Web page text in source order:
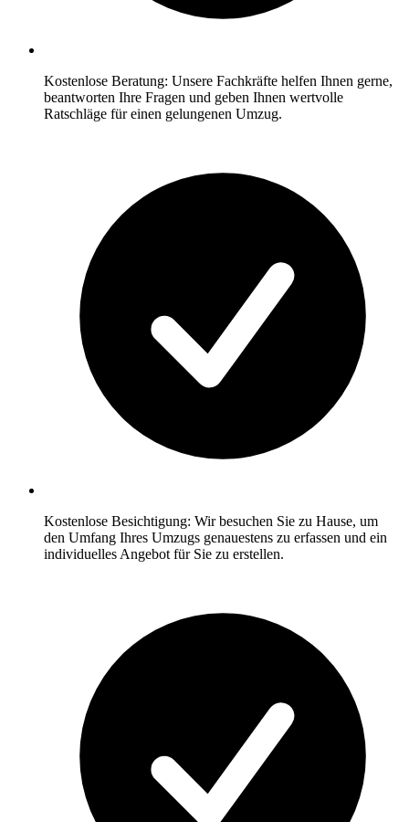
Kostenlose Beratung: Unsere Fachkräfte helfen Ihnen gerne,
beantworten Ihre Fragen und geben Ihnen wertvolle
Ratschläge für einen gelungenen Umzug.
Kostenlose Besichtigung: Wir besuchen Sie zu Hause, um
den Umfang Ihres Umzugs genauestens zu erfassen und ein
individuelles Angebot für Sie zu erstellen.